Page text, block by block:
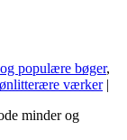
populære bøger,
værker|
minder og